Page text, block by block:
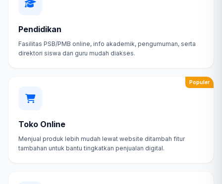
Pendidikan
Fasilitas PSB/PMB online, info akademik, pengumuman, serta
direktori siswa dan guru mudah diakses.
Populer
Toko Online
Menjual produk lebih mudah lewat website ditambah fitur
tambahan untuk bantu tingkatkan penjualan digital.